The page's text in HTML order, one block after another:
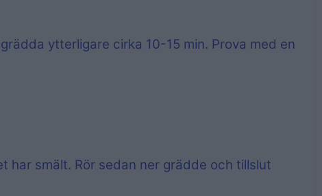
ytterligare cirka 10-15 min. Prova med en
har smält. Rör sedan ner grädde och tillslut